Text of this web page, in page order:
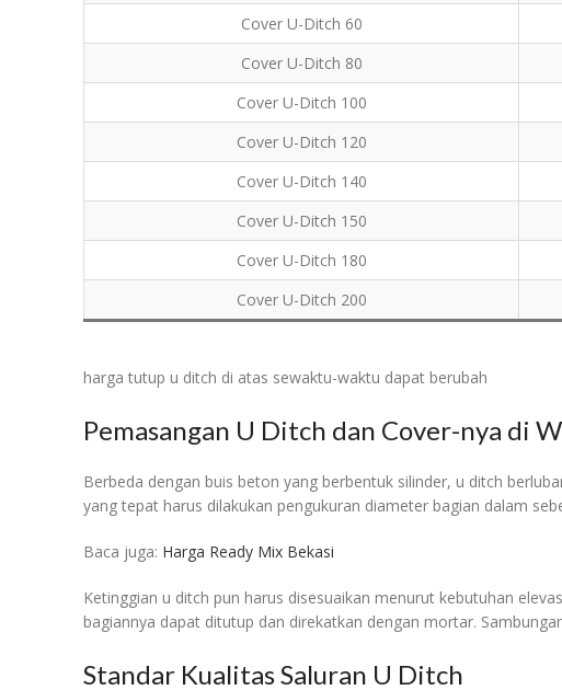
Cover U-Ditch 60
Cover U-Ditch 80
Cover U-Ditch 100
Cover U-Ditch 120
Cover U-Ditch 140
Cover U-Ditch 150
Cover U-Ditch 180
Cover U-Ditch 200
harga tutup u ditch di atas sewaktu-waktu dapat berubah
Pemasangan U Ditch dan Cover-nya di
Berbeda dengan buis beton yang berbentuk silinder, u ditch
yang tepat harus dilakukan pengukuran diameter bagian dalam
Baca juga: Harga Ready Mix Bekasi
Ketinggian u ditch pun harus disesuaikan menurut kebutuhan
bagiannya dapat ditutup dan direkatkan dengan mortar.
Standar Kualitas Saluran U Ditch